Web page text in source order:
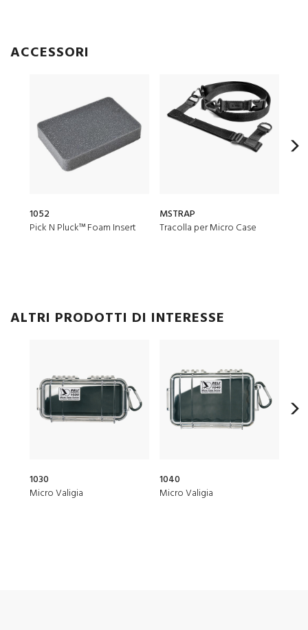
ACCESSORI
1052
Pick N Pluck™ Foam Insert
MSTRAP
Tracolla per Micro Case
ALTRI PRODOTTI DI INTERESSE
1030
Micro Valigia
1040
Micro Valigia